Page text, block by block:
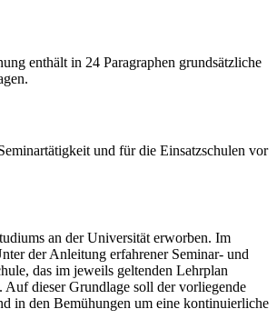
enthält in 24 Paragraphen grundsätzliche
und für die Einsatzschulen vor
an der Univer­sität erworben. Im
der Anleitung erfahrener Seminar- und
das im jeweils geltenden Lehrplan
Auf dieser Grundlage soll der vorliegende
in den Bemühungen um eine kontinuierliche